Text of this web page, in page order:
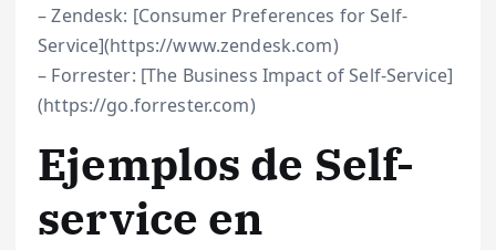
– Zendesk: [Consumer Preferences for Self-
Service](https://www.zendesk.com)
– Forrester: [The Business Impact of Self-Service]
(https://go.forrester.com)
Ejemplos de Self-
service en